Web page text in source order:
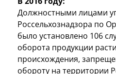
Должностными лицами
Россельхознадзора по
было установлено 106
оборота продукции
происхождения,
обороту на территории